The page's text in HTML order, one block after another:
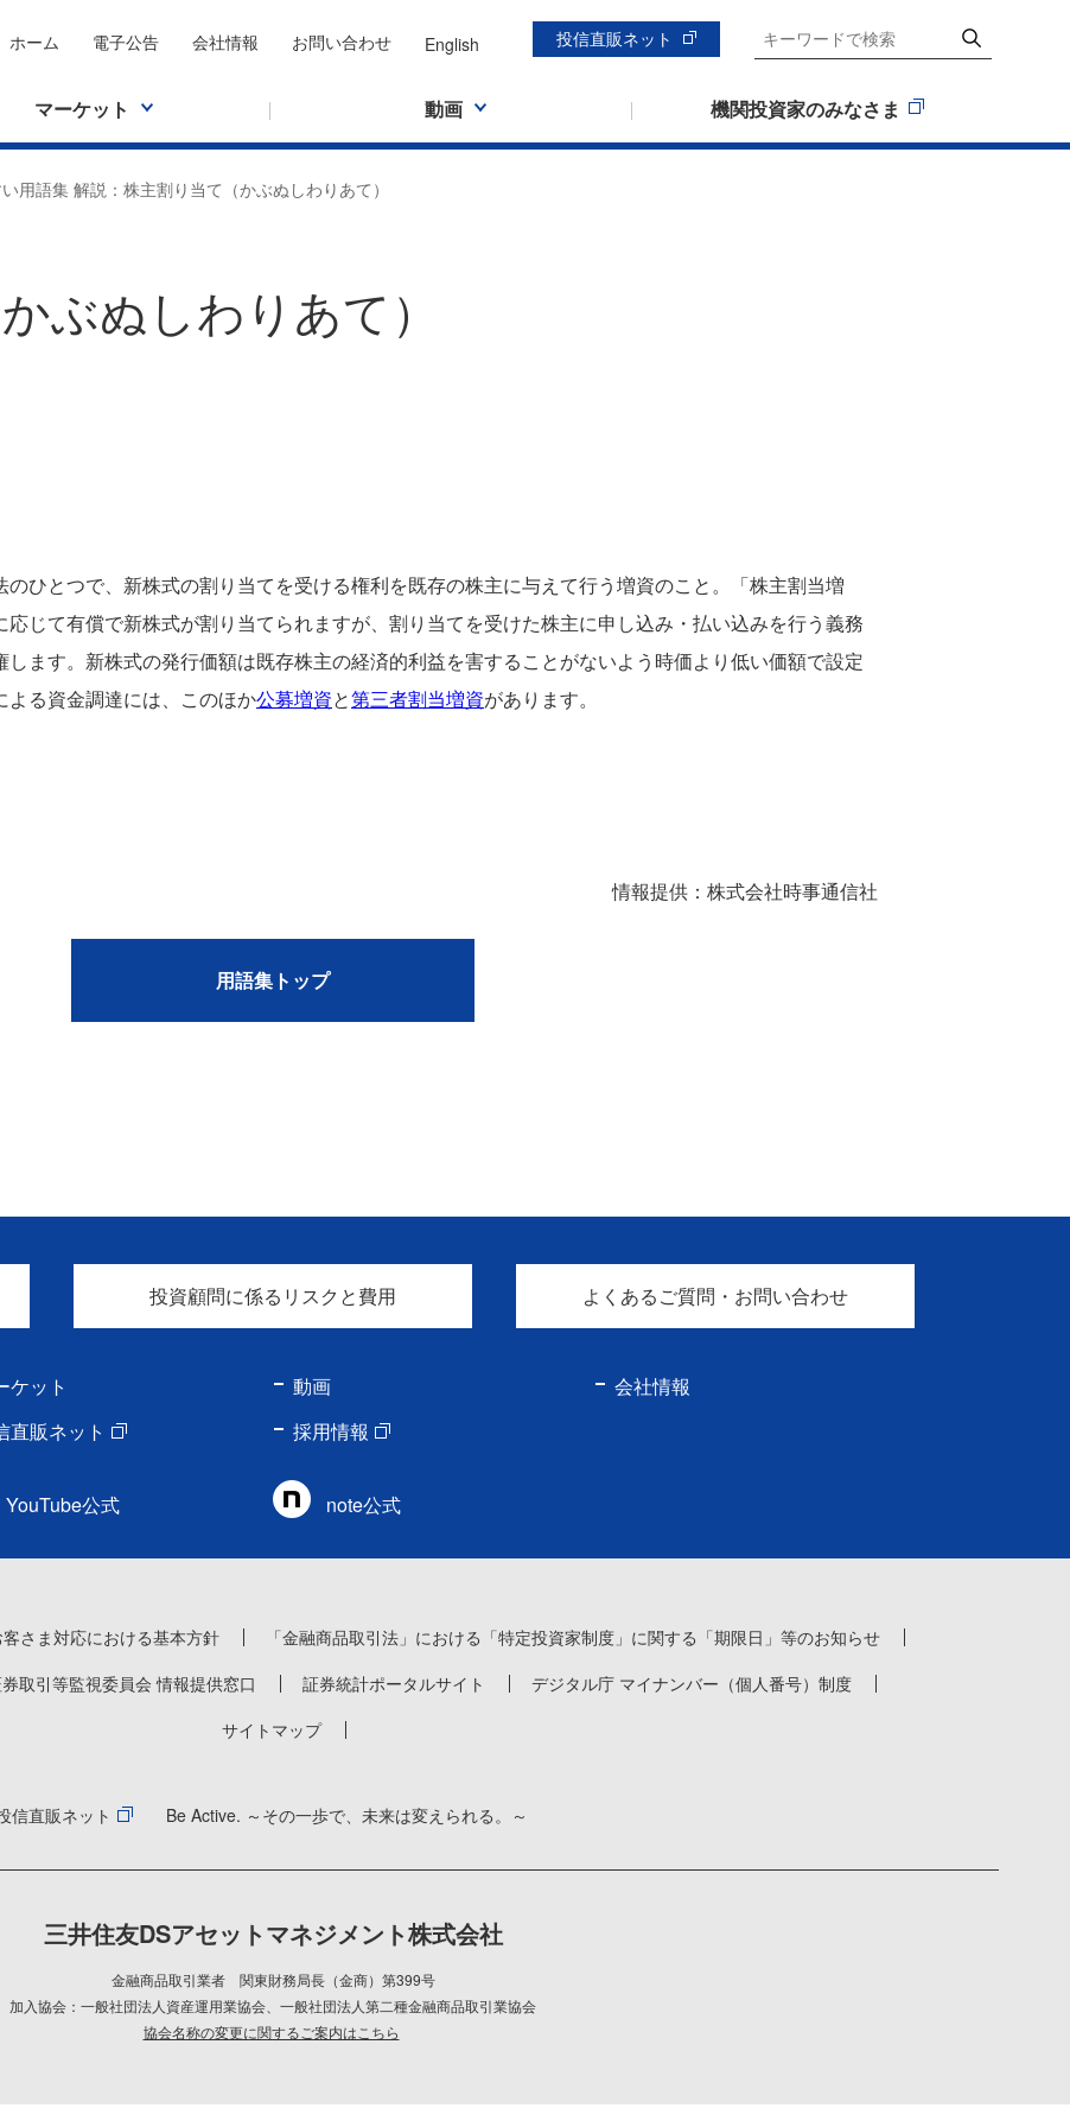
ホーム 電子公告 会社情報 お問い合わせ English 投信直販ネット
マーケット 動画 機関投資家のみなさま
用語集 解説：株主割り当て（かぶぬしわりあて）
ぶぬしわりあて）
ひとつで、新株式の割り当てを受ける権利を既存の株主に与えて行う増資のこと。「株主割当増
じて有償で新株式が割り当てられますが、割り当てを受けた株主に申し込み・払い込みを行う義務
ます。新株式の発行価額は既存株主の経済的利益を害することがないよう時価より低い価額で設定
よる資金調達には、このほか公募増資と第三者割当増資があります。
情報提供：株式会社時事通信社
用語集トップ
投資顧問に係るリスクと費用 よくあるご質問・お問い合わせ
ケット 動画
会社情報
直販ネット 採用情報
YouTube公式 note公式
客さま対応における基本方針
「金融商品取引法」における「特定投資家制度」に関する「期限日」等のお知らせ
取引等監視委員会 情報提供窓口 証券統計ポータルサイト
デジタル庁 マイナンバー（個人番号）制度
サイトマップ
信直販ネット Be Active. ～その一歩で、未来は変えられる。～
三井住友DSアセットマネジメント株式会社
金融商品取引業者 関東財務局長（金商）第399号
加入協会：一般社団法人資産運用業協会
一般社団法人第二種金融商品取引業協会
協会名称の変更に関するご案内はこちら